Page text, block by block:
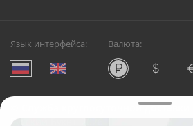
Язык интерфейса: Валюта:
Служба круглосуточной доставки
Русский Букет, 2026